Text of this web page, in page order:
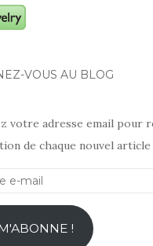
VOUS AU BLOG
votre adresse email pour
de chaque nouvel article
!